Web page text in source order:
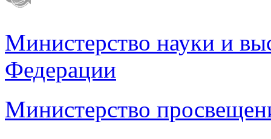
Министерство науки и
Федерации
Министерство